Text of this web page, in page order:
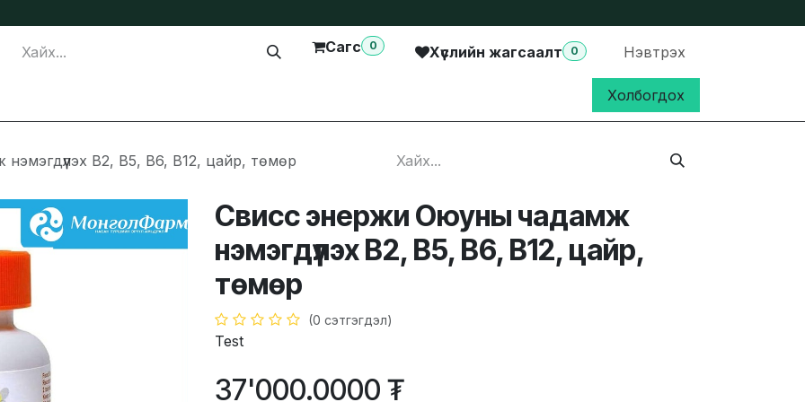
Сагс 0 Хүслийн жагсаалт 0 Нэвтрэх
Холбогдох
B2, B5, B6, B12, цайр, төмөр
Свисс энержи Оюуны чадамж
нэмэгдүүлэх B2, B5, B6, B12, цайр,
төмөр
(0 сэтгэгдэл)
Test
37'000.0000 ₮